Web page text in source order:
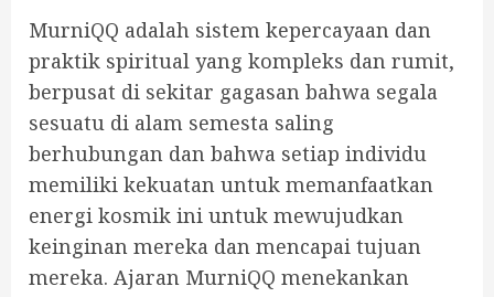
MurniQQ adalah sistem kepercayaan dan
praktik spiritual yang kompleks dan rumit,
berpusat di sekitar gagasan bahwa segala
sesuatu di alam semesta saling
berhubungan dan bahwa setiap individu
memiliki kekuatan untuk memanfaatkan
energi kosmik ini untuk mewujudkan
keinginan mereka dan mencapai tujuan
mereka. Ajaran MurniQQ menekankan